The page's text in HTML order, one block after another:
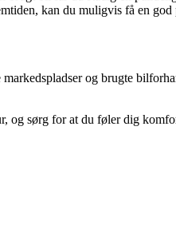
kan du muligvis få en god
og brugte
sørg for at du føler dig